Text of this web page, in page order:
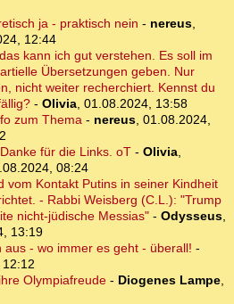
ja - praktisch nein - nereus,
12:44
kann ich gut verstehen. Es soll im
Übersetzungen geben. Nur
nicht weiter recherchiert. Kennst du
- Olivia, 01.08.2024, 13:58
zum Thema- nereus, 01.08.2024,
Danke für die Links. oT- Olivia,
08:24
vom Kontakt Putins in seiner Kindheit
- Rabbi Weisberg (C.L.): "Trump
nicht-jüdische Messias" - Odysseus,
13:19
aus - wo immer es geht - überall! -
Olympiafreude- Diogenes Lampe,